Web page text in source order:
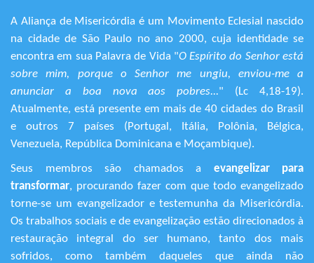
A Aliança de Misericórdia é um Movimento Eclesial nascido
na cidade de São Paulo no ano 2000, cuja identidade se
encontra em sua Palavra de Vida "O Espírito do Senhor está
sobre mim, porque o Senhor me ungiu, enviou-me a
anunciar a boa nova aos pobres..." (Lc 4,18-19).
Atualmente, está presente em mais de 40 cidades do Brasil
e outros 7 países (Portugal, Itália, Polônia, Bélgica,
Venezuela, República Dominicana e Moçambique).
Seus membros são chamados a evangelizar para
transformar, procurando fazer com que todo evangelizado
torne-se um evangelizador e testemunha da Misericórdia.
Os trabalhos sociais e de evangelização estão direcionados à
restauração integral do ser humano, tanto dos mais
sofridos, como também daqueles que ainda não